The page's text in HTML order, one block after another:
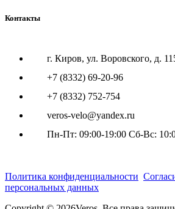
Контакты
г. Киров, ул. Воровского, д.
+7 (8332) 69-20-96
+7 (8332) 752-754
veros-velo@yandex.ru
Пн-Пт: 09:00-19:00 Сб-Вс:
Политика конфиденциальности
персональных данных